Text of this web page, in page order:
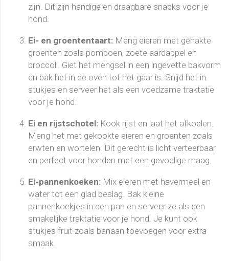
zijn. Dit zijn handige en draagbare snacks voor je
hond.
Ei- en groententaart: Meng eieren met gehakte
groenten zoals pompoen, zoete aardappel en
broccoli. Giet het mengsel in een ingevette bakvorm
en bak het in de oven tot het gaar is. Snijd het in
stukjes en serveer het als een voedzame traktatie
voor je hond.
Ei en rijstschotel: Kook rijst en laat het afkoelen.
Meng het met gekookte eieren en groenten zoals
erwten en wortelen. Dit gerecht is licht verteerbaar
en perfect voor honden met een gevoelige maag.
Ei-pannenkoeken: Mix eieren met havermeel en
water tot een glad beslag. Bak kleine
pannenkoekjes in een pan en serveer ze als een
smakelijke traktatie voor je hond. Je kunt ook
stukjes fruit zoals banaan toevoegen voor extra
smaak.